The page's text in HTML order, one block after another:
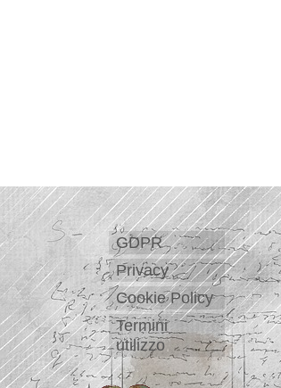
GDPR
Privacy
Cookie Policy
Termini
utilizzo